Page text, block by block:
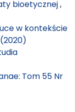
bioetycznej,
w kontekście
Tom 55 Nr